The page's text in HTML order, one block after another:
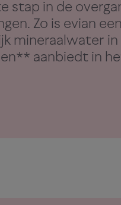
stap in de
Zo is evian
mineraalwater in
aanbiedt in